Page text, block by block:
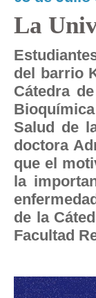
La
del barrio
Cátedra
Salud de
doctora
que el
la
de la
Facultad